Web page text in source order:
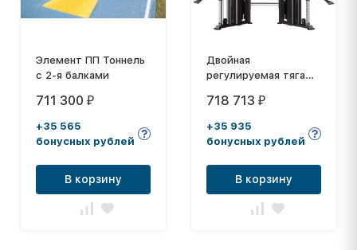
Элемент ПП Тоннель
с 2-я балками
711 300 ₽
+35 565
бонусных рублей
В корзину
Двойная
регулируемая тяга
718 713 ₽
+35 935
бонусных рублей
В корзину